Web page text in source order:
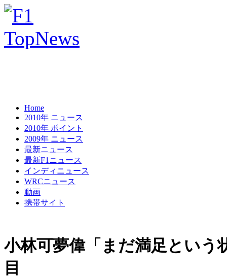
Home
2010年 ニュース
2010年 ポイント
2009年 ニュース
最新ニュース
最新F1ニュース
インディニュース
WRCニュース
動画
携帯サイト
小林可夢偉「まだ満足という
目